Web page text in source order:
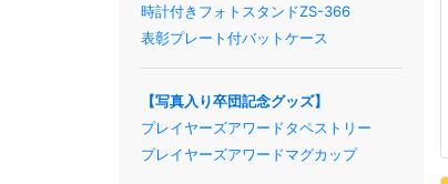
時計付きフォトスタンドZS-366
表彰プレート付バットケース
【写真入り卒団記念グッズ】
プレイヤーズアワードタペストリー
プレイヤーズアワードマグカップ